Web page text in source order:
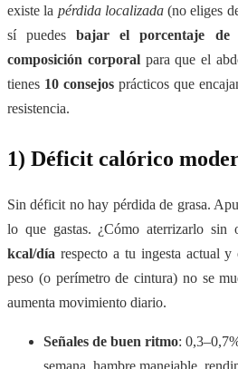
existe la pérdida localizada(no eliges
sí puedesbajar el porcentaje de
composición corporalpara que el
tienes 10 consejosprácticos que
resistencia.
1) Déficit calórico
Sin déficit no hay pérdida de grasa.
lo que gastas. ¿Cómo aterrizarlo sin
kcal/día respecto a tu ingesta actual y
peso (o perímetro de cintura) no se
aumenta movimiento diario.
Señales de buen ritmo:
semana, hambre manejable,